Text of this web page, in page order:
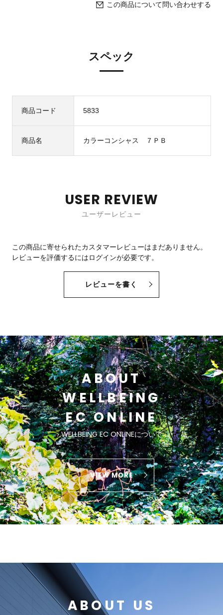
この商品について問い合わせする
スペック
商品コード 5833
商品名 カラーコンシャス ７ＰＢ
USER REVIEW
ユーザーレビュー
この商品に寄せられたカスタマーレビューはまだありません。
レビューを評価するにはログインが必要です。
レビューを書く
ABOUT
WELLBEING
EC ONLINE
WELLBEING EC ONLINEについて
VIEW MORE
ABOUT US